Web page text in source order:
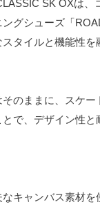
SK OXは、
グシューズ「
タイルと機能性を
のままに、スケー
で、デザイン性
キャンバス素材を